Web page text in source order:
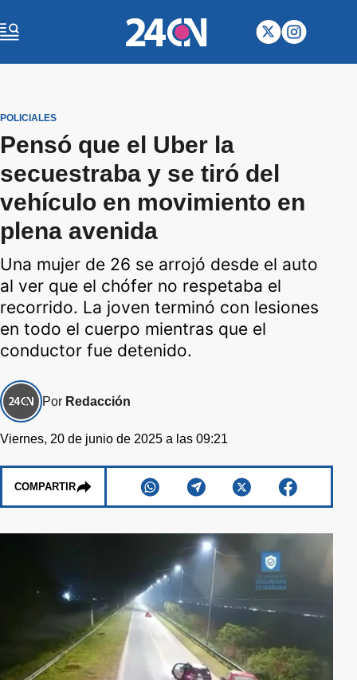
POLICIALES
Pensó que el Uber la
secuestraba y se tiró del
vehículo en movimiento en
plena avenida
Una mujer de 26 se arrojó desde el auto
al ver que el chófer no respetaba el
recorrido. La joven terminó con lesiones
en todo el cuerpo mientras que el
conductor fue detenido.
Por Redacción
Viernes, 20 de junio de 2025 a las 09:21
COMPARTIR